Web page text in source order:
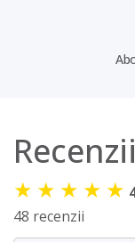
★ ★ ★ ★ ★
48 recenzii